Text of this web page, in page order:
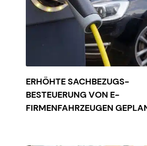
ERHÖHTE SACHBEZUGS-
BESTEUERUNG VON E-
FIRMENFAHRZEUGEN